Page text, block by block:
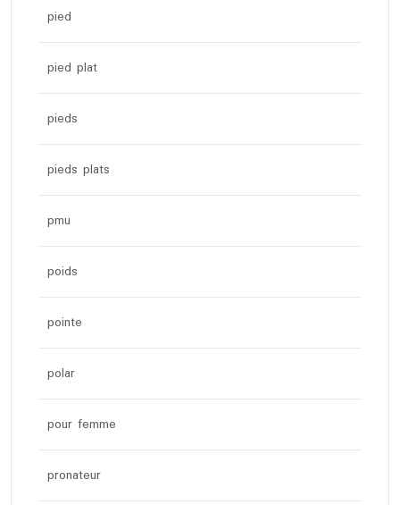
pied
pied plat
pieds
pieds plats
pmu
poids
pointe
polar
pour femme
pronateur